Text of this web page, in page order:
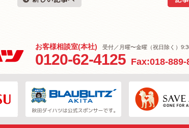
お客様相談室(本社) 受付／月曜〜金曜（祝日除く）
0120-62-4125 Fax:018-889-